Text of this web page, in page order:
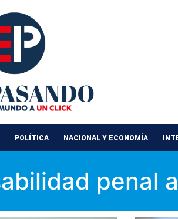
POLÍTICA NACIONAL Y ECONOMÍA
penal